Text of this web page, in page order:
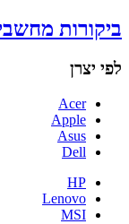
ביקורות
לפי יצרן
Acer
Apple
Asus
Dell
HP
Lenovo
MSI